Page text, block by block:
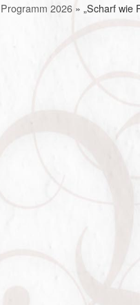
Programm 2026 » „Scharf wie